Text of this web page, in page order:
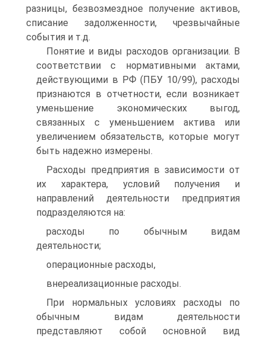
разницы, безвозмездное получение активов,
списание задолженности, чрезвычайные
события и т.д.
Понятие и виды расходов организации. В
соответствии с нормативными актами,
действующими в РФ (ПБУ 10/99), расходы
признаются в отчетности, если возникает
уменьшение экономических выгод,
связанных с уменьшением актива или
увеличением обязательств, которые могут
быть надежно измерены.
Расходы предприятия в зависимости от
их характера, условий получения и
направлений деятельности предприятия
подразделяются на:
расходы по обычным видам
деятельности;
операционные расходы,
внереализационные расходы.
При нормальных условиях расходы по
обычным видам деятельности
представляют собой основной вид